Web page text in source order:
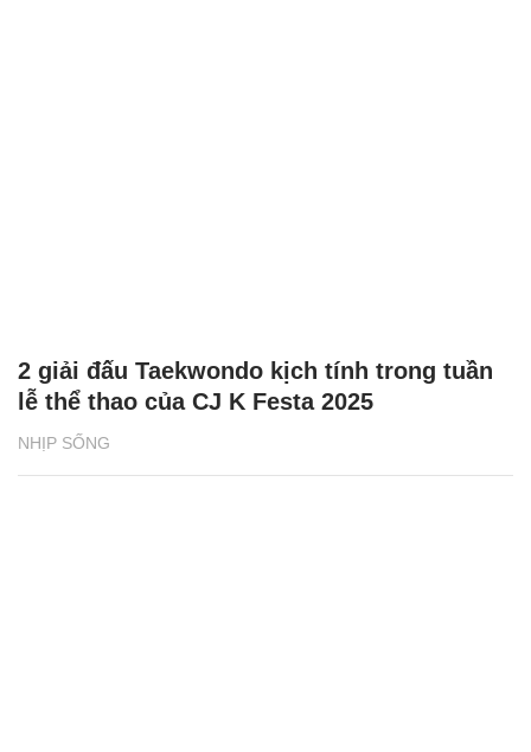
NHỊP SỐNG
2 giải đấu Taekwondo kịch tính trong tuần
lễ thể thao của CJ K Festa 2025